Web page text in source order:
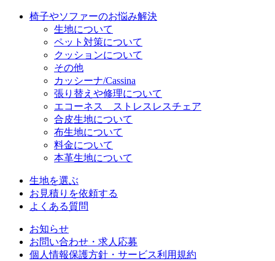
椅子やソファーのお悩み解決
生地について
ペット対策について
クッションについて
その他
カッシーナ/Cassina
張り替えや修理について
エコーネス ストレスレスチェア
合皮生地について
布生地について
料金について
本革生地について
生地を選ぶ
お見積りを依頼する
よくある質問
お知らせ
お問い合わせ・求人応募
個人情報保護方針・サービス利用規約